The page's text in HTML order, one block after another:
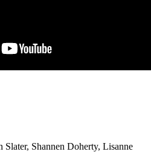
Slater, Shannen Doherty, Lisanne